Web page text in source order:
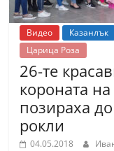
Видео Казанлък
Царица Роза
26-те
короната
позираха
рокли
04.05.2018